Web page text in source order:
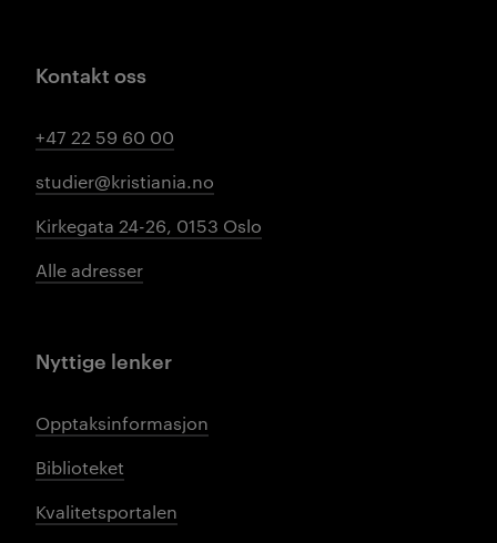
Kontakt oss
+47 22 59 60 00
studier@kristiania.no
Kirkegata 24-26, 0153 Oslo
Alle adresser
Nyttige lenker
Opptaksinformasjon
Biblioteket
Kvalitetsportalen